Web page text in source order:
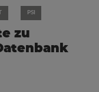
PSI
zu